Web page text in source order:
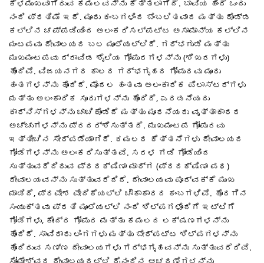
ಕೆಳಮುಖವಾಗಿರುವ ಕಮಲವನ್ನು ಕೆತ್ತಲಾಗಿದೆ. ಬಾವಿಯ ಹಿಂದೆ ಒಂದು
ನಂದಿ ಪ್ರತಿಮೆ ಇದೆ. ಮೂರು ಕಂಬಗಳಿಂದ ಬೆಂಬಲಿತವಾದ ಮತ್ತು ದೊಡ್ಡ
ಕಲ್ಲಿನ ಚಪ್ಪಡಿಯಿಂದ ಅಲಂಕರಿಸಲ್ಪಟ್ಟ ಅಸಾಮಾನ್ಯ ಕಲ್ಲಿನ
ಮಂಟಪವು ದೇವಾಲಯದ ಬಲ ಮೂಲೆಯಲ್ಲಿದೆ. ಗರ್ಭಗುಡಿ ಮತ್ತು
ಮುಖಮಂಟಪವು ದ್ರಾವಿಡ ಶೈಲಿಯ ಗೋಪುರಗಳನ್ನು (ಶಿಖರಗಳು)
ಹೊಂದಿವೆ. ವಿಜಯನಗರ ಕಾಲದ ಗರ್ಭಗೃಹದ ಗೋಪುರವು ಮೂರು
ಹಂತಗಳನ್ನು ಹೊಂದಿದೆ. ಮೊದಲ ಹಂತವು ಅಲಂಕಾರಿಕ ಪಿಲಾಸ್ಟರ್‌ಗಳು
ಮತ್ತು ಅಲಂಕಾರಿಕ ಸೂರುಗಳನ್ನು ಹೊಂದಿದೆ, ಎರಡನೆಯದು
ಕಾರ್ನಿಸ್‌ಗಳನ್ನು ಚಾಚಿಕೊಂಡಿದೆ ಮತ್ತು ಮೂರನೆಯದು ವೃತ್ತಾಕಾರದ
ಅಚ್ಚುಗಳನ್ನು ಪ್ರದರ್ಶಿಸುತ್ತದೆ. ಮುಖಮಂಟಪ ಗೋಪುರವು
ಇತ್ತೀಚಿನ ಸೇರ್ಪಡೆಯಾಗಿದೆ. ಕಮಲದ ಕೆತ್ತನೆಗಳು ದೇವಾಲಯದ
ಗೋಡೆಗಳನ್ನು ಅಲಂಕರಿಸುತ್ತವೆ. ಸರಳ ಗಡಿ ಗೋಡೆಯಿಂದ
ಸುತ್ತುವರೆದಿರುವ ಪ್ರದಕ್ಷಿಣಾ ಮಾರ್ಗ (ಪ್ರದಕ್ಷಿಣಾ ಪಥ)
ದೇವಾಲಯವನ್ನು ಸುತ್ತುವರೆದಿದೆ. ದೇವಾಲಯವು ಪೂರ್ವಕ್ಕೆ ಮುಖ
ಮಾಡಿದೆ, ಪ್ರವೇಶ ವೇದಿಕೆಯಲ್ಲಿ ಚೌಕಾಕಾರದ ಕಂಬಗಳಿವೆ. ಹೊರಗಿನ
ಸಂಯುಕ್ತವು ಪ್ರತಿ ಮೂಲೆಯಲ್ಲಿ ನಂದಿ ಶಿಲ್ಪಗಳೊಂದಿಗೆ ಇಟ್ಟಿಗೆ
ಗೋಡೆಗಳು, ಕೇಂದ್ರ ಗೋಪುರ ಮತ್ತು ಕಮಲದ ಲಕ್ಷಣಗಳನ್ನು
ಹೊಂದಿದೆ. ಸಾವಿರಾರು ಲಿಂಗಗಳು ಮತ್ತು ಬೇರ್ಪಟ್ಟ ಶಿಲ್ಪಗಳನ್ನು
ಹೊಂದಿರುವ ಸಣ್ಣ ದೇವಾಲಯಗಳು ಗರ್ಭಗೃಹವನ್ನು ಸುತ್ತುವರೆದಿವೆ.